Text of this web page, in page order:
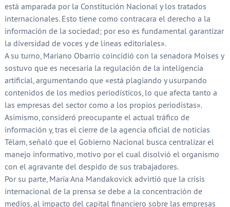
está amparada por la Constitución Nacional y los tratados
internacionales. Esto tiene como contracara el derecho a la
información de la sociedad; por eso es fundamental garantizar
la diversidad de voces y de líneas editoriales».
A su turno, Mariano Obarrio coincidió con la senadora Moises y
sostuvo que es necesaria la regulación de la inteligencia
artificial, argumentando que «está plagiando y usurpando
contenidos de los medios periodísticos, lo que afecta tanto a
las empresas del sector como a los propios periodistas».
Asimismo, consideró preocupante el actual tráfico de
información y, tras el cierre de la agencia oficial de noticias
Télam, señaló que el Gobierno Nacional busca centralizar el
manejo informativo, motivo por el cual disolvió el organismo
con el agravante del despido de sus trabajadores.
Por su parte, María Ana Mandakovick advirtió que la crisis
internacional de la prensa se debe a la concentración de
medios, al impacto del capital financiero sobre las empresas